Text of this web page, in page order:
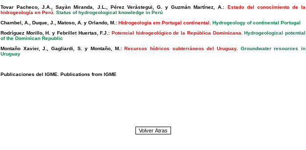
Tovar Pacheco, J.A., Sayán Miranda, J.L., Pérez Verástegui, G. y Guzmán Martínez, A.: Estado del conocimiento de la
hidrogeología en Perú. Status of hydrogeological knowledge in Perú
Chambel, A., Duque, J., Matoso, A. y Orlando, M.: Hidrogeologia em Portugal continental.
Hydrogeology of continental Portugal
Rodríguez Morillo, H. y Febrillet Huertas, F.J.: Potencial hidrogeológico de la República Dominicana.
Hydrogeological potential
of the Dominican Republic
Montaño Xavier, J., Gagliardi, S. y Montaño, M.:Recursos hídricos subterráneos del Uruguay.
Groundwater resources in
Uruguay
Publicaciones del IGME. Publications from IGME